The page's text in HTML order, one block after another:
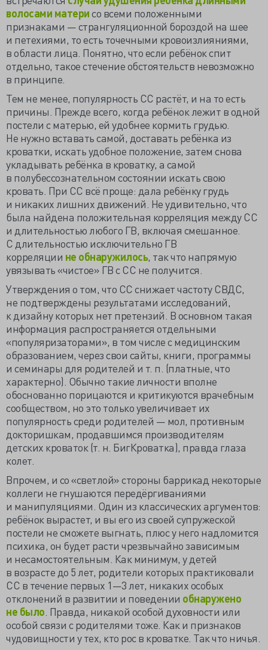
волосами материсо всеми положенными
признаками — странгуляционной бороздой на шее
и петехиями, то есть точечными кровоизлияниями,
в области лица. Понятно, что если ребёнок спит
отдельно, такое стечение обстоятельств невозможно
в принципе.
Тем не менее, популярность СС растёт, и на то есть
причины. Прежде всего, когда ребёнок лежит в одной
постели с матерью, ей удобнее кормить грудью.
Не нужно вставать самой, доставать ребёнка из
кроватки, искать удобное положение, затем снова
укладывать ребёнка в кроватку, а самой
в полубессознательном состоянии искать свою
кровать. При СС всё проще: дала ребёнку грудь
и никаких лишних движений. Не удивительно, что
была найдена положительная корреляция между СС
и длительностью любого ГВ, включая смешанное.
С длительностью исключительно ГВ
корреляции не обнаружилось, так что напрямую
увязывать «чистое» ГВ с СС не получится.
Утверждения о том, что СС снижает частоту СВДС,
не подтверждены результатами исследований,
к дизайну которых нет претензий. В основном такая
информация распространяется отдельными
«популяризаторами», в том числе с медицинским
образованием, через свои сайты, книги, программы
и семинары для родителей и т. п. (платные, что
характерно). Обычно такие личности вполне
обоснованно порицаются и критикуются врачебным
сообществом, но это только увеличивает их
популярность среди родителей — мол, противным
докторишкам, продавшимся производителям
детских кроваток (т. н. БигКроватка), правда глаза
колет.
Впрочем, и со «светлой» стороны баррикад некоторые
коллеги не гнушаются передёргиваниями
и манипуляциями. Один из классических аргументов:
ребёнок вырастет, и вы его из своей супружеской
постели не сможете выгнать, плюс у него надломится
психика, он будет расти чрезвычайно зависимым
и несамостоятельным. Как минимум, у детей
в возрасте до 5 лет, родители которых практиковали
СС в течение первых 1—3 лет, никаких особых
отклонений в развитии и поведении обнаружено
не было . Правда, никакой особой духовности или
особой связи с родителями тоже. Как и признаков
чудовищности у тех, кто рос в кроватке. Так что ничья.